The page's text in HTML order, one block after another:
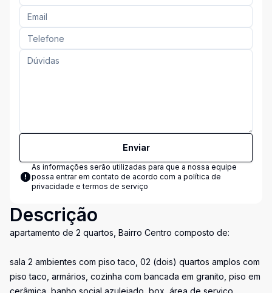
Enviar
As informações serão utilizadas para que a nossa equipe
possa entrar em contato de acordo com a política de
privacidade e termos de serviço
Descrição
apartamento de 2 quartos, Bairro Centro composto de:
sala 2 ambientes com piso taco, 02 (dois) quartos amplos com
piso taco, armários, cozinha com bancada em granito, piso em
cerâmica, banho social azulejado, box, área de serviço